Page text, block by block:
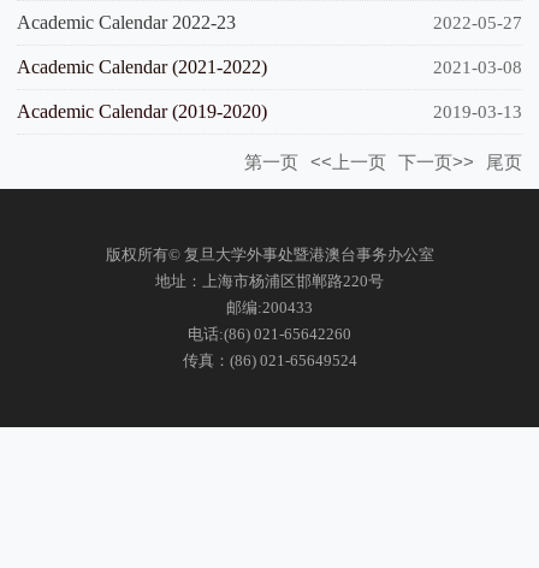
Academic Calendar 2022-23 2022-05-27
Academic Calendar (2021-2022) 2021-03-08
Academic Calendar (2019-2020) 2019-03-13
第一页 <<上一页 下一页>> 尾页
版权所有© 复旦大学外事处暨港澳台事务办公室
地址：上海市杨浦区邯郸路220号
邮编:200433
电话:(86) 021-65642260
传真：(86) 021-65649524